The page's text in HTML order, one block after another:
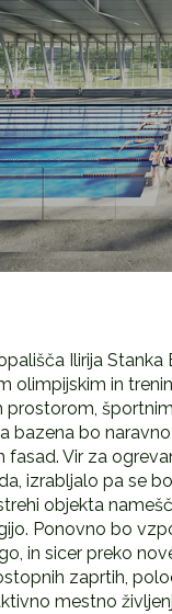
Ilirija
olimpijskim in
bazena bo
Vir za
izrabljalo pa se
objekta
Ponovno bo
in sicer preko
zaprtih,
mestno